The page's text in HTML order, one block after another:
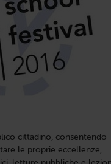
cittadino, consentendo
le proprie eccellenze,